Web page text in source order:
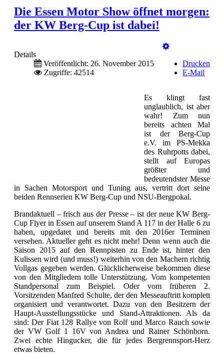
Die Essen Motor Show öffnet morgen:
der KW Berg-Cup ist dabei!
Details
Veröffentlicht: 26. November 2015
Zugriffe: 42514
Drucken
E-Mail
Es klingt fast
unglaublich, ist aber
wahr! Zum nun
bereits achten Mal
ist der Berg-Cup
e.V. im PS-Mekka
des Ruhrpotts dabei,
stellt auf Europas
größter und
bedeutendster Messe
in Sachen Motorsport und Tuning aus, vertritt dort seine
beiden Rennserien KW Berg-Cup und NSU-Bergpokal.
Brandaktuell – frisch aus der Presse – ist der neue KW Berg-
Cup Flyer in Essen auf unserem Stand A 117 in der Halle 6 zu
haben, upgedatet und bereits mit den 2016er Terminen
versehen. Aktueller geht es nicht mehr! Denn wenn auch die
Saison 2015 auf den Rennpisten zu Ende ist, hinter den
Kulissen wird (und muss!) weiterhin von den Machern richtig
Vollgas gegeben werden. Glücklicherweise bekommen diese
von den Mitgliedern tolle Unterstützung. Vom kompetenten
Standpersonal zum Beispiel. Oder vom früheren 2.
Vorsitzenden Manfred Schulte, der den Messeauftritt komplett
organisiert und verantwortet. Dazu von den Besitzern der
Haupt-Ausstellungsstücke und Stand-Attraktionen. Als da
sind: Der Fiat 128 Rallye von Rolf und Marco Rauch sowie
der VW Golf 1 16V von Andrea und Rainer Schönborn.
Zwei echte Hingucker, die für jedes Bergrennsport-Herz
etwas bieten.